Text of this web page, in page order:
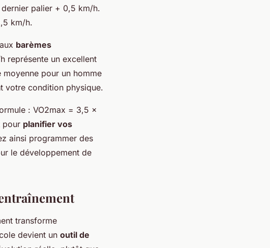
palier + 0,5 km/h.
km/h.
barèmes
représente un excellent
pour un homme
votre condition physique.
: VO2max = 3,5 ×
pour planifier vos
ainsi programmer des
le développement de
transforme
devient un outil de